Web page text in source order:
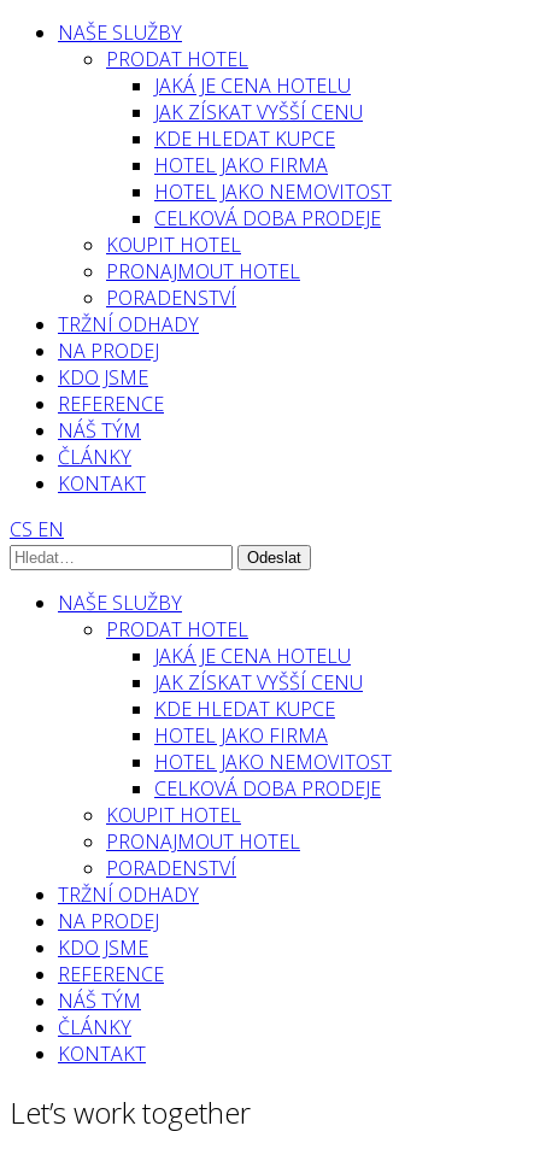
NAŠE SLUŽBY
PRODAT HOTEL
JAKÁ JE CENA HOTELU
JAK ZÍSKAT VYŠŠÍ CENU
KDE HLEDAT KUPCE
HOTEL JAKO FIRMA
HOTEL JAKO NEMOVITOST
CELKOVÁ DOBA PRODEJE
KOUPIT HOTEL
PRONAJMOUT HOTEL
PORADENSTVÍ
TRŽNÍ ODHADY
NA PRODEJ
KDO JSME
REFERENCE
NÁŠ TÝM
ČLÁNKY
KONTAKT
CS EN
NAŠE SLUŽBY
PRODAT HOTEL
JAKÁ JE CENA HOTELU
JAK ZÍSKAT VYŠŠÍ CENU
KDE HLEDAT KUPCE
HOTEL JAKO FIRMA
HOTEL JAKO NEMOVITOST
CELKOVÁ DOBA PRODEJE
KOUPIT HOTEL
PRONAJMOUT HOTEL
PORADENSTVÍ
TRŽNÍ ODHADY
NA PRODEJ
KDO JSME
REFERENCE
NÁŠ TÝM
ČLÁNKY
KONTAKT
Let’s work together